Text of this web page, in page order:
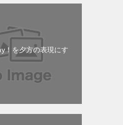
！を夕方の表現にす